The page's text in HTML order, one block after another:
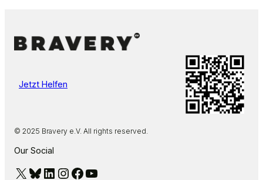
Jetzt Helfen
© 2025 Bravery e.V. All rights reserved.
Our Social
X Bluesky LinkedIn InstagramFacebook YouTube